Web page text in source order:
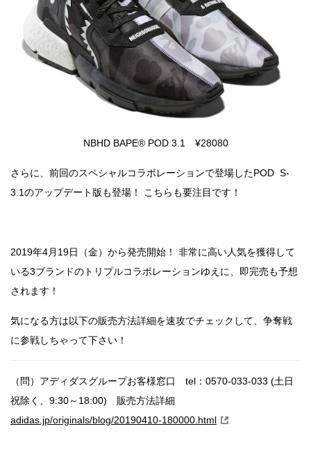
NBHD BAPE® POD 3.1 ¥28080
さらに、前回のスペシャルコラボレーションで登場したPOD S-
3.1のアップデート版も登場！ こちらも要注目です！
2019年4月19日（金）から発売開始！ 非常に高い人気を獲得して
いる3ブランドのトリプルコラボレーションゆえに、即完売も予想
されます！
気になる方は以下の販売方法詳細を速攻でチェックして、争奪戦
に参戦しちゃって下さい！
（問）アディダスグループお客様窓口 tel：0570-033-033 (土日
祝除く、9:30～18:00) 販売方法詳細
adidas.jp/originals/blog/20190410-180000.html